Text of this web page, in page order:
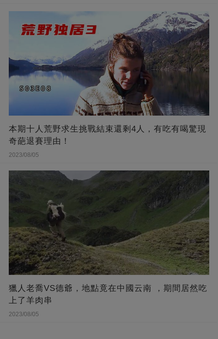
本期十人荒野求生挑戰結束還剩4人，有吃有喝驚現
奇葩退賽理由！
2023/08/05
獵人老喬VS德爺，地點竟在中國云南 ，期間居然吃
上了羊肉串
2023/08/05